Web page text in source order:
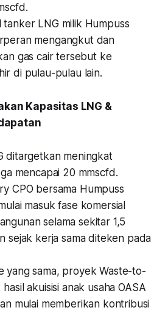
tanker LNG milik Humpuss
mengangkut dan
gas cair tersebut ke
di pulau-pulau lain.
Kapasitas LNG &
ditargetkan meningkat
mencapai 20 mmscfd.
CPO bersama Humpuss
masuk fase komersial
selama sekitar 1,5
sejak kerja sama diteken pada
yang sama, proyek Waste-to-
akuisisi anak usaha OASA
mulai memberikan kontribusi